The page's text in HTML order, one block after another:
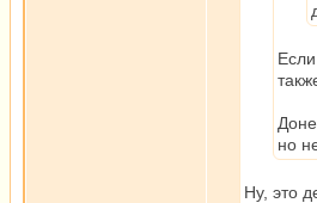
но
Ну, это